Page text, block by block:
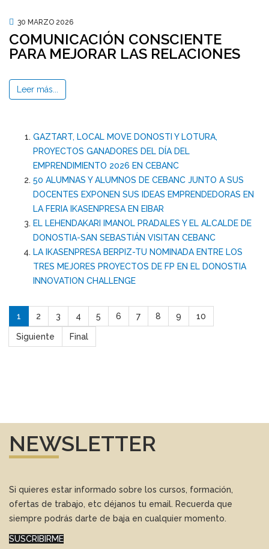
30 MARZO 2026
COMUNICACIÓN CONSCIENTE
PARA MEJORAR LAS RELACIONES
Leer más...
GAZTART, LOCAL MOVE DONOSTI Y LOTURA,
PROYECTOS GANADORES DEL DÍA DEL
EMPRENDIMIENTO 2026 EN CEBANC
50 ALUMNAS Y ALUMNOS DE CEBANC JUNTO A SUS
DOCENTES EXPONEN SUS IDEAS EMPRENDEDORAS EN
LA FERIA IKASENPRESA EN EIBAR
EL LEHENDAKARI IMANOL PRADALES Y EL ALCALDE DE
DONOSTIA-SAN SEBASTIÁN VISITAN CEBANC
LA IKASENPRESA BERPIZ-TU NOMINADA ENTRE LOS
TRES MEJORES PROYECTOS DE FP EN EL DONOSTIA
INNOVATION CHALLENGE
1 2 3 4 5 6 7 8 9 10
Siguiente Final
NEWSLETTER
Si quieres estar informado sobre los cursos, formación,
ofertas de trabajo, etc déjanos tu email. Recuerda que
siempre podrás darte de baja en cualquier momento.
SUSCRIBIRME